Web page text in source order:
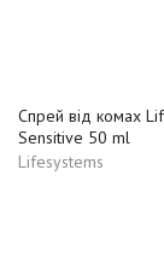
Спрей від комах
Sensitive 50 ml
Lifesystems